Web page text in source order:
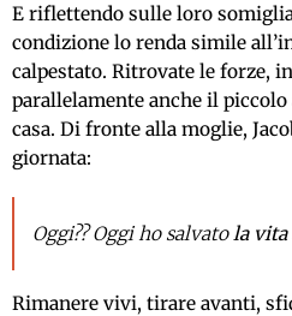
E riflettendo sulle loro
condizione lo renda simile
calpestato. Ritrovate le forze,
parallelamente anche il
casa. Di fronte alla moglie,
giornata:
Oggi?? Oggi ho salvatola vita
Rimanere vivi, tirare avanti,